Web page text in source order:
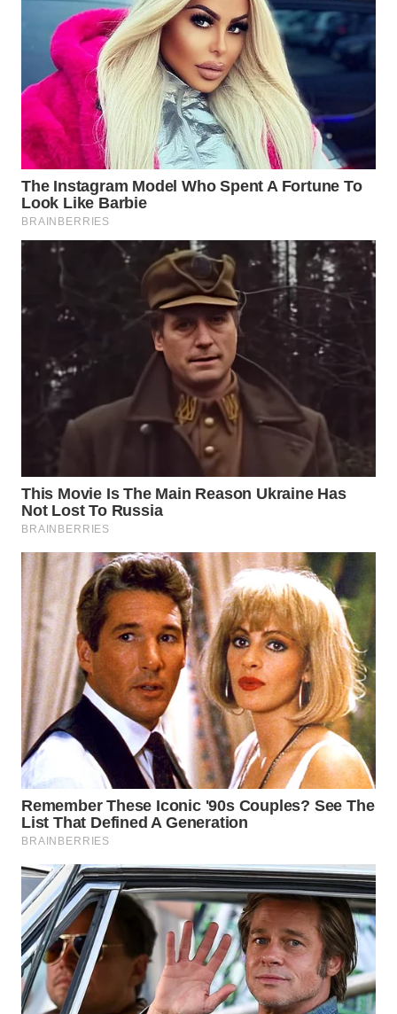
WN
LABUHANBATU
WN
TAPANULI
TENGAH
WN DELI
SERDANG
WN
TEBING
TINGGI
PAKPAK
WN
KARAWANG
WN
BOGOR
WN
DEPOK
WN
TAPANULI
UTARA
WN
SAMOSIR
WN
PADANG
LAWAS
WN
SUMEDANG
WN
CIANJUR